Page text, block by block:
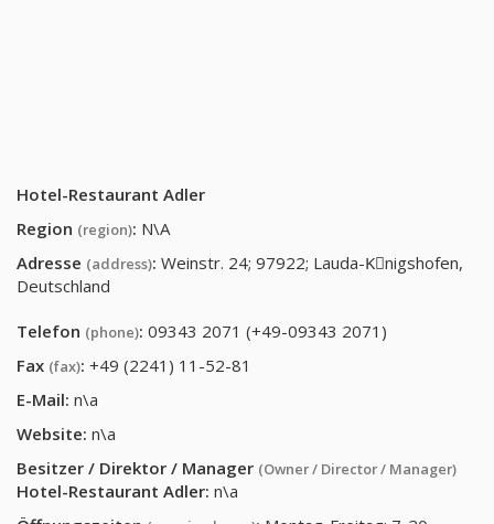
Hotel-Restaurant Adler
Region (region): N\A
Adresse (address): Weinstr. 24; 97922; Lauda-Kِnigshofen,
Deutschland
Telefon (phone): 09343 2071 (+49-09343 2071)
Fax (fax): +49 (2241) 11-52-81
E-Mail: n\a
Website: n\a
Besitzer / Direktor / Manager (Owner / Director / Manager)
Hotel-Restaurant Adler: n\a